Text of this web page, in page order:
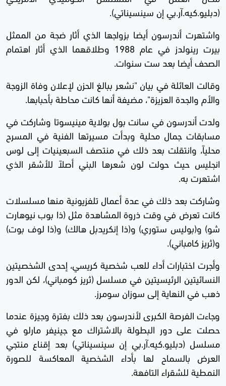
(دبليو.كيه.آر.بي إن سينسيناتي).
واشتهرت أندرسون أيضا بزواجها الذي أثار ضجة من الممثل
بيرت رينولدز في عام 1988 وطلاقهما الذي أثار اهتمام
الصحف أيضا بعد ست سنوات.
وقالت العائلة في بيان "نشعر ببالغ الحزن لإعلان وفاة الزوجة
والأم والجدة العزيزة"، مضيفة أنها كانت محاطة بأحبابها.
ولدت أندرسون في سانت بول بولاية مينيسوتا وشاركت في
مسابقات جمال محلية وبدأت مسيرتها الفنية في المسرح
محلياً، وانتقلت بعد ذلك في منتصف السبعينيات إلى لوس
انجليس حيث حولت لون شعرها البني أصلاً للأشقر الذي
اشتهرت به.
وشاركت بعد ذلك في عدة أعمال تلفزيونية منها مسلسلات
كانت تعرض في وقت ذروة المشاهدة مثل (ذا بوب نيوهارت
شو) و(بوليس ستوري) و(ذا إنكريدبل هالك) و(ذا لوف بوت)
و(ثريز كامباني).
وأجرت اختبارات أداء للعب شخصية كريسي، إحدى الشخصيتين
النسائيتين الرئيسيتين في مسلسل (ثريز كومباني)، لكن الدور
ذهب في النهاية إلى سوزان سومرز.
وجاءت الفرصة الكبرى لأندرسون بعد ذلك بفترة وجيزة عندما
حصلت على دور البطولة بالاشتراك مع جينيفر مارلو في
مسلسل (دبليو.كيه.آر.بي إن سينسيناتي) بعد إقناع منتجي
العرض بالسماح لها بأداء الشخصية المعاكسة للصورة
النمطية للشقراء التافهة.